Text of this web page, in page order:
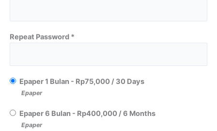
Repeat Password *
Epaper 1 Bulan - Rp75,000/ 30 Days
Epaper
Epaper 6 Bulan - Rp400,000/6 Months
Epaper